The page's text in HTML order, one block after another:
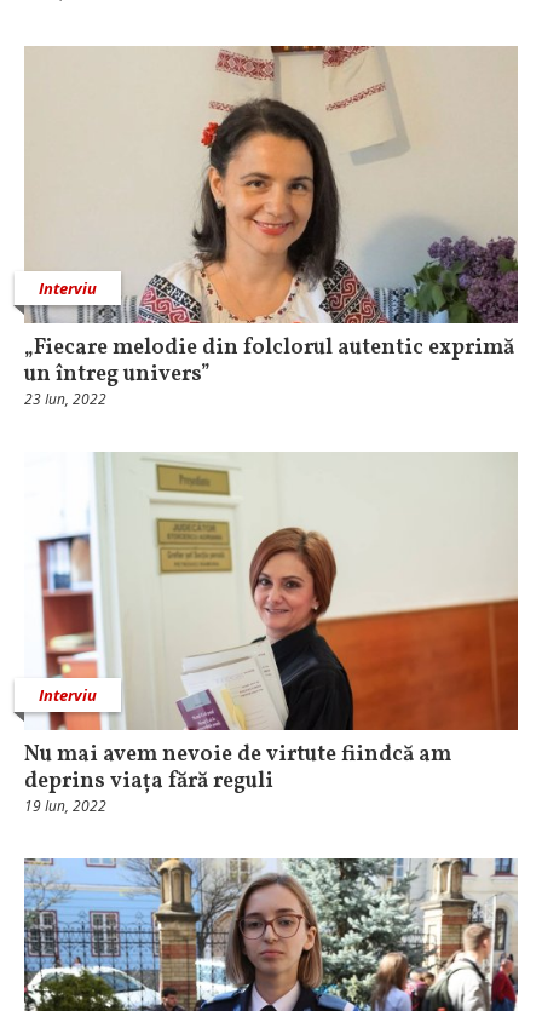
Interviu
„Fiecare melodie din folclorul autentic exprimă
un întreg univers”
23 Iun, 2022
Interviu
Nu mai avem nevoie de virtute fiindcă am
deprins viața fără reguli
19 Iun, 2022